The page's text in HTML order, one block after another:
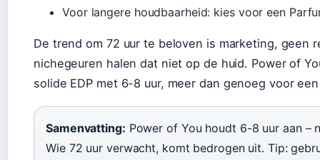
Voor langere houdbaarheid: kies voor een
De trend om 72 uur te beloven is marketing, geen
nichegeuren halen dat niet op de huid. Power of
solide EDP met 6-8 uur, meer dan genoeg voor
Samenvatting: Power of You houdt 6-8 uur aan –
Wie 72 uur verwacht, komt bedrogen uit. Tip: